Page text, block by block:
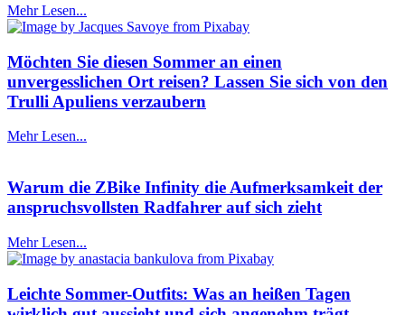
Mehr Lesen...
Möchten Sie diesen Sommer an einen
unvergesslichen Ort reisen? Lassen Sie sich von den
Trulli Apuliens verzaubern
Mehr Lesen...
Warum die ZBike Infinity die Aufmerksamkeit der
anspruchsvollsten Radfahrer auf sich zieht
Mehr Lesen...
Leichte Sommer-Outfits: Was an heißen Tagen